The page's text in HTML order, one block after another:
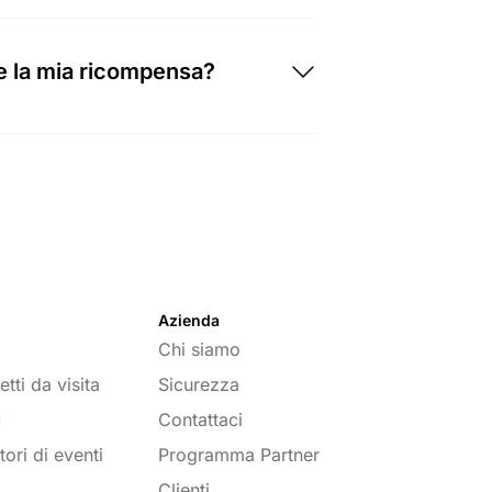
la mia ricompensa?
da visita
di eventi
Azienda
Chi siamo
Sicurezza
Contattaci
Programma Partner